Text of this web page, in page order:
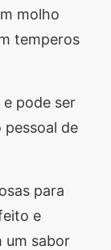
molho
temperos
pode ser
de
para
e
um sabor